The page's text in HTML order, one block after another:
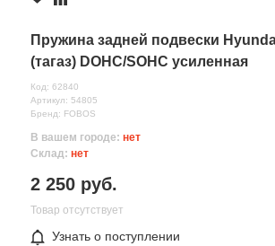
Комментарий
Пружина задней подвески
(тагаз) DOHC/SOHC усиленная
Код: 62840
Артикул: 54805
Бренд: FOBOS
В вашем городе: нет
Склад: нет
2 250 руб.
Товар отсутствует
Узнать о поступлении